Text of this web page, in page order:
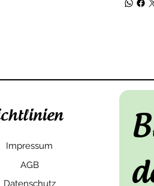
AGB
Impressum
Datenschutz